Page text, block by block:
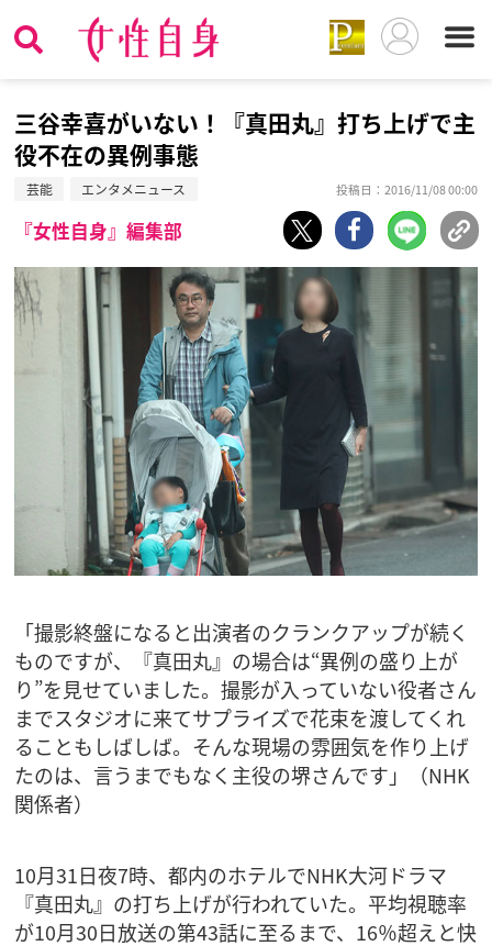
三谷幸喜がいない！『真田丸』打ち上げで主
役不在の異例事態
芸能 エンタメニュース 投稿日：2016/11/08 00:00
『女性自身』編集部
「撮影終盤になると出演者のクランクアップが続く
ものですが、『真田丸』の場合は“異例の盛り上が
り”を見せていました。撮影が入っていない役者さん
までスタジオに来てサプライズで花束を渡してくれ
ることもしばしば。そんな現場の雰囲気を作り上げ
たのは、言うまでもなく主役の堺さんです」（NHK
関係者）
10月31日夜7時、都内のホテルでNHK大河ドラマ
『真田丸』の打ち上げが行われていた。平均視聴率
が10月30日放送の第43話に至るまで、16％超えと快